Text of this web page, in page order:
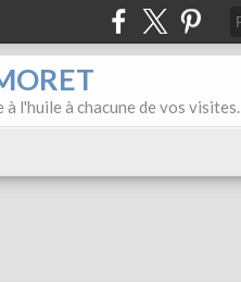
l'huile à chacune de vos visites.